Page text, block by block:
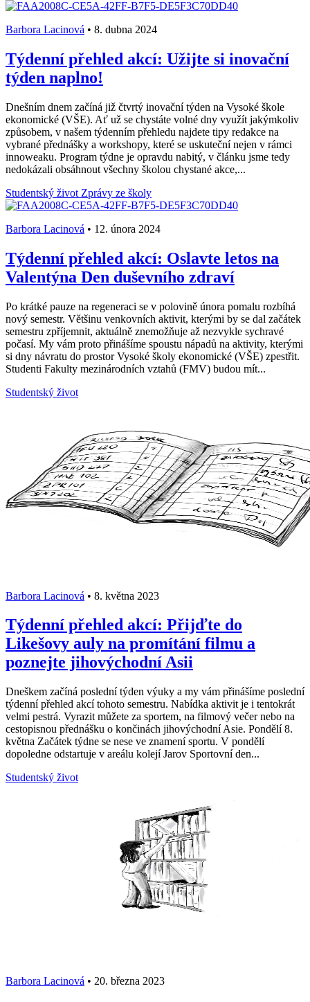
Barbora Lacinová • 8. dubna 2024
Týdenní přehled akcí: Užijte si inovační
týden naplno!
Dnešním dnem začíná již čtvrtý inovační týden na Vysoké škole
ekonomické (VŠE). Ať už se chystáte volné dny využít jakýmkoliv
způsobem, v našem týdenním přehledu najdete tipy redakce na
vybrané přednášky a workshopy, které se uskuteční nejen v rámci
innoweaku. Program týdne je opravdu nabitý, v článku jsme tedy
nedokázali obsáhnout všechny školou chystané akce,...
Studentský život Zprávy ze školy
Barbora Lacinová • 12. února 2024
Týdenní přehled akcí: Oslavte letos na
Valentýna Den duševního zdraví
Po krátké pauze na regeneraci se v polovině února pomalu rozbíhá
nový semestr. Většinu venkovních aktivit, kterými by se dal začátek
semestru zpříjemnit, aktuálně znemožňuje až nezvykle sychravé
počasí. My vám proto přinášíme spoustu nápadů na aktivity, kterými
si dny návratu do prostor Vysoké školy ekonomické (VŠE) zpestřit.
Studenti Fakulty mezinárodních vztahů (FMV) budou mít...
Studentský život
Barbora Lacinová • 8. května 2023
Týdenní přehled akcí: Přijďte do
Likešovy auly na promítání filmu a
poznejte jihovýchodní Asii
Dneškem začíná poslední týden výuky a my vám přinášíme poslední
týdenní přehled akcí tohoto semestru. Nabídka aktivit je i tentokrát
velmi pestrá. Vyrazit můžete za sportem, na filmový večer nebo na
cestopisnou přednášku o končinách jihovýchodní Asie. Pondělí 8.
května Začátek týdne se nese ve znamení sportu. V pondělí
dopoledne odstartuje v areálu kolejí Jarov Sportovní den...
Studentský život
Barbora Lacinová • 20. března 2023